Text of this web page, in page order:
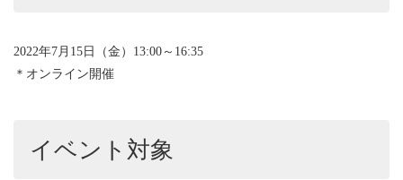
2022年7月15日（金）13:00～16:35
＊オンライン開催
イベント対象